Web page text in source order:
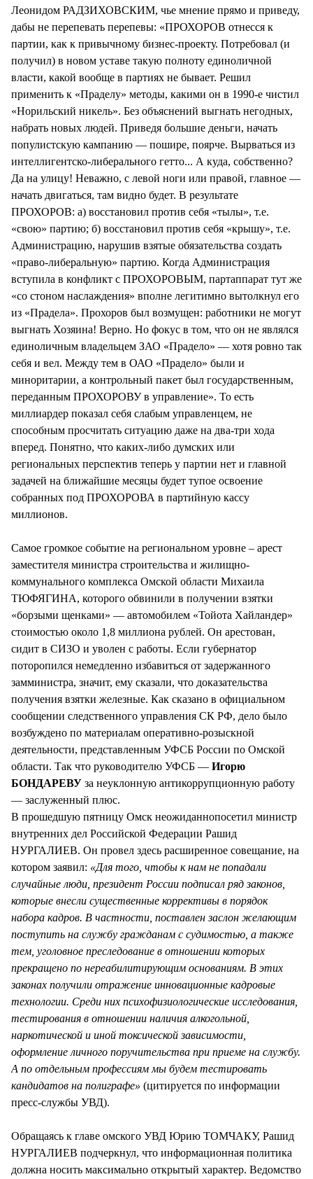
Леонидом РАДЗИХОВСКИМ, чье мнение прямо и приведу,
дабы не перепевать перепевы: «ПРОХОРОВ отнесся к
партии, как к привычному бизнес-проекту. Потребовал (и
получил) в новом уставе такую полноту единоличной
власти, какой вообще в партиях не бывает. Решил
применить к «Праделу» методы, какими он в 1990-е чистил
«Норильский никель». Без объяснений выгнать негодных,
набрать новых людей. Приведя большие деньги, начать
популистскую кампанию — пошире, поярче. Вырваться из
интеллигентско-либерального гетто... А куда, собственно?
Да на улицу! Неважно, с левой ноги или правой, главное —
начать двигаться, там видно будет. В результате
ПРОХОРОВ: а) восстановил против себя «тылы», т.е.
«свою» партию; б) восстановил против себя «крышу», т.е.
Администрацию, нарушив взятые обязательства создать
«право-либеральную» партию. Когда Администрация
вступила в конфликт с ПРОХОРОВЫМ, партаппарат тут же
«со стоном наслаждения» вполне легитимно вытолкнул его
из «Прадела». Прохоров был возмущен: работники не могут
выгнать Хозяина! Верно. Но фокус в том, что он не являлся
единоличным владельцем ЗАО «Прадело» — хотя ровно так
себя и вел. Между тем в ОАО «Прадело» были и
миноритарии, а контрольный пакет был государственным,
переданным ПРОХОРОВУ в управление». То есть
миллиардер показал себя слабым управленцем, не
способным просчитать ситуацию даже на два-три хода
вперед. Понятно, что каких-либо думских или
региональных перспектив теперь у партии нет и главной
задачей на ближайшие месяцы будет тупое освоение
собранных под ПРОХОРОВА в партийную кассу
миллионов.
Самое громкое событие на региональном уровне – арест
заместителя министра строительства и жилищно-
коммунального комплекса Омской области Михаила
ТЮФЯГИНА, которого обвинили в получении взятки
«борзыми щенками» — автомобилем «Тойота Хайландер»
стоимостью около 1,8 миллиона рублей. Он арестован,
сидит в СИЗО и уволен с работы. Если губернатор
поторопился немедленно избавиться от задержанного
замминистра, значит, ему сказали, что доказательства
получения взятки железные. Как сказано в официальном
сообщении следственного управления СК РФ, дело было
возбуждено по материалам оперативно-розыскной
деятельности, представленным УФСБ России по Омской
области. Так что руководителю УФСБ — Игорю
БОНДАРЕВУ за неуклонную антикоррупционную работу
— заслуженный плюс.
В прошедшую пятницу Омск неожиданнопосетил министр
внутренних дел Российской Федерации Рашид
НУРГАЛИЕВ. Он провел здесь расширенное совещание, на
котором заявил: «Для того, чтобы к нам не попадали
случайные люди, президент России подписал ряд законов,
которые внесли существенные коррективы в порядок
набора кадров. В частности, поставлен заслон желающим
поступить на службу гражданам с судимостью, а также
тем, уголовное преследование в отношении которых
прекращено по нереабилитирующим основаниям. В этих
законах получили отражение инновационные кадровые
технологии. Среди них психофизиологические исследования,
тестирования в отношении наличия алкогольной,
наркотической и иной токсической зависимости,
оформление личного поручительства при приеме на службу.
А по отдельным профессиям мы будем тестировать
кандидатов на полиграфе» (цитируется по информации
пресс-службы УВД).
Обращаясь к главе омского УВД Юрию ТОМЧАКУ, Рашид
НУРГАЛИЕВ подчеркнул, что информационная политика
должна носить максимально открытый характер. Ведомство